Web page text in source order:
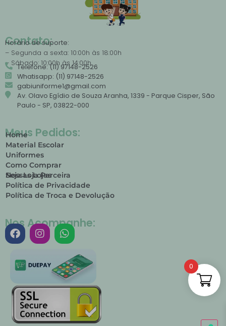
Contato:
Horário de suporte:
– Segunda a sexta: 10:00h às 18:00h
– Sábado: 10:00h às 14:00h
Telefone: (11) 97148-2526
Whatisapp: (11) 97148-2526
gabiuniforme1@gmail.com
Av. Olavo Egídio de Souza Aranha, 1339 - Parque Cisper, São
Paulo - SP, 03822-000
Meus Pedidos:
Home
Material Escolar
Uniformes
Como Comprar
Nossas Lojas
Seja Loja Parceira
Política de Privacidade
Política de Troca e Devolução
Nos Acompanhe:
0